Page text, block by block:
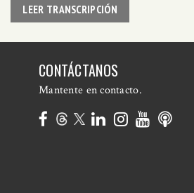
LEER TRANSCRIPCIÓN
CONTÁCTANOS
Mantente en contacto.